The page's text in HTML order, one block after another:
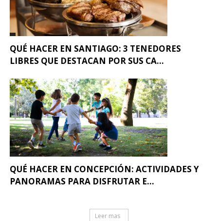
QUÉ HACER EN SANTIAGO: 3 TENEDORES
LIBRES QUE DESTACAN POR SUS CA...
QUÉ HACER EN CONCEPCIÓN: ACTIVIDADES Y
PANORAMAS PARA DISFRUTAR E...
Leer mas